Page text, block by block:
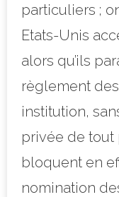
particuliers ;
Etats-Unis
alors qu’ils
règlement
institution,
privée de tout
bloquent en
nomination